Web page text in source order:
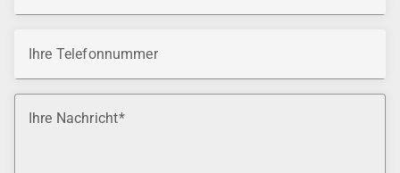
Ihre Telefonnummer
Ihre Nachricht